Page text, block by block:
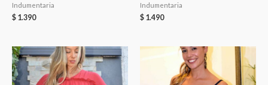
Indumentaria
$ 1.390
Indumentaria
$ 1.490